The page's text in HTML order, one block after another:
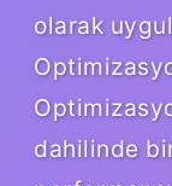
olarak
dahilinde